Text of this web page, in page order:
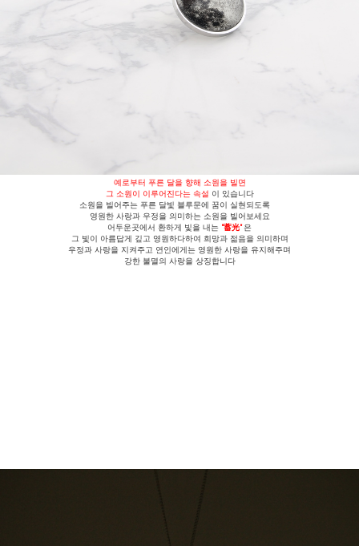
예로부터 푸른 달을 향해 소원을 빌면
그 소원이 이루어진다는 속설 이 있습니다
소원을 빌어주는 푸른 달빛 블루문에 꿈이 실현되도록
영원한 사랑과 우정을 의미하는 소원을 빌어보세요
어두운곳에서 환하게 빛을 내는 "蓄光" 은
그 빛이 아름답게 깊고 영원하다하여 희망과 젊음을 의미하며
우정과 사랑을 지켜주고 연인에게는 영원한 사랑을 유지해주며
강한 불멸의 사랑을 상징합니다